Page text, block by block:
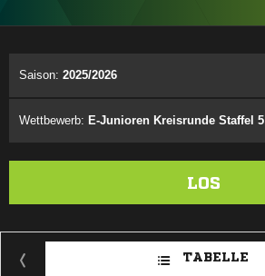
Saison: 2025/2026
Wettbewerb: E-Junioren Kreisrunde Staffel 5
LOS
TABELLE